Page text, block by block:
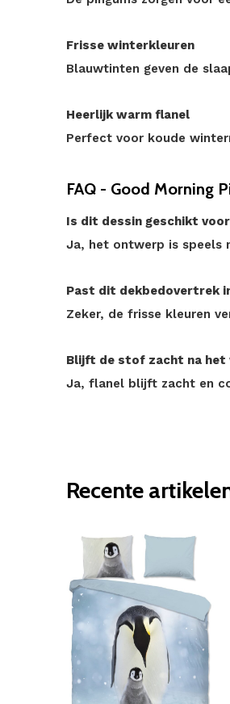
Frisse winterkleuren
Blauwtinten geven de
Heerlijk warm flanel
Perfect voor koude
FAQ - Good Morning
Is dit dessin geschikt
Ja, het ontwerp is speels
Past dit dekbedovertrek
Zeker, de frisse kleuren
Blijft de stof zacht na het
Ja, flanel blijft zacht en
Recente